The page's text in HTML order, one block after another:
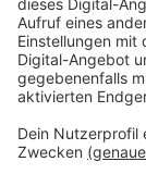
Müllsäcke
am
der Website